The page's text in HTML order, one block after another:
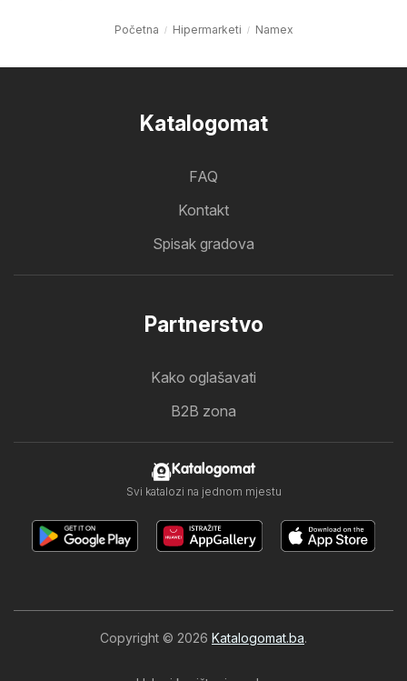
Početna Hipermarketi Namex
Katalogomat
FAQ
Kontakt
Spisak gradova
Partnerstvo
Kako oglašavati
B2B zona
Katalogomat
Svi katalozi na jednom mjestu
Copyright © 2026 Katalogomat.ba.